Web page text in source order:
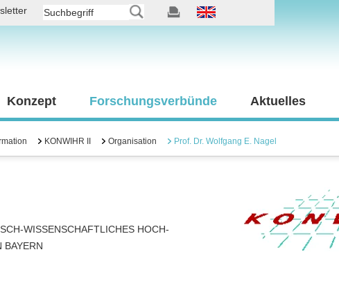
Konzept Forschungsverbünde Aktuelles
KONWIHR II Organisation Prof. Dr. Wolfgang E. Nagel
WISSENSCHAFTLICHES HOCH-
BAYERN